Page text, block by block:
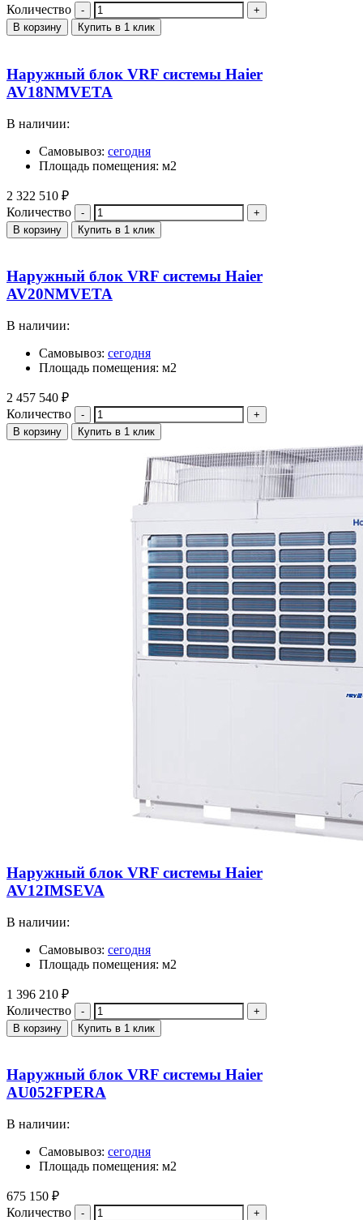
Количество
В корзину Купить в 1 клик
Наружный блок VRF системы Haier
AV18NMVETA
В наличии:
Самовывоз: сегодня
Площадь помещения: м2
2 322 510 ₽
Количество
В корзину Купить в 1 клик
Наружный блок VRF системы Haier
AV20NMVETA
В наличии:
Самовывоз: сегодня
Площадь помещения: м2
2 457 540 ₽
Количество
В корзину Купить в 1 клик
Наружный блок VRF системы Haier
AV12IMSEVA
В наличии:
Самовывоз: сегодня
Площадь помещения: м2
1 396 210 ₽
Количество
В корзину Купить в 1 клик
Наружный блок VRF системы Haier
AU052FPERA
В наличии:
Самовывоз: сегодня
Площадь помещения: м2
675 150 ₽
Количество